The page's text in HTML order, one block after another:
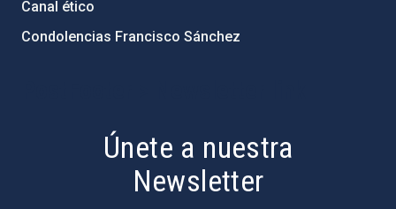
Canal ético
Condolencias Francisco Sánchez
Únete a nuestra
Newsletter